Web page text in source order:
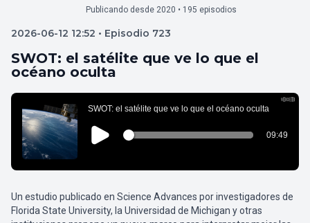
Publicando desde 2020 • 195 episodios
2026-06-12 12:52 • Episodio 723
SWOT: el satélite que ve lo que el
océano oculta
Un estudio publicado en Science Advances por investigadores de
Florida State University, la Universidad de Michigan y otras